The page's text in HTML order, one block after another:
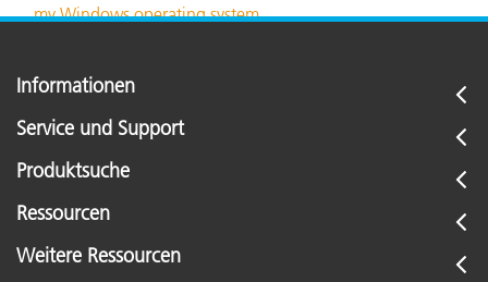
my Windows operating system
Informationen
Service und Support
Produktsuche
Ressourcen
Weitere Ressourcen